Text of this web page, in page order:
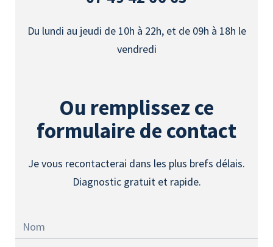
Du lundi au jeudi de 10h à 22h, et de 09h à 18h le
vendredi
Ou remplissez ce
formulaire de contact
Je vous recontacterai dans les plus brefs délais.
Diagnostic gratuit et rapide.